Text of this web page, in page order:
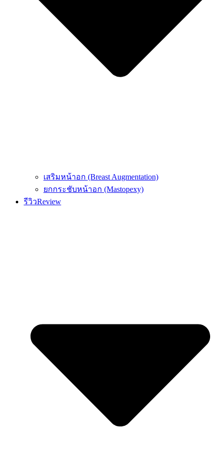
เสริมหน้าอก (Breast Augmentation)
ยกกระชับหน้าอก (Mastopexy)
รีวิวReview